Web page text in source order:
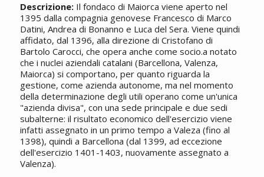
Descrizione:Il fondaco di Maiorca viene aperto nel
1395 dalla compagnia genovese Francesco di Marco
Datini, Andrea di Bonanno e Luca del Sera. Viene quindi
affidato, dal 1396, alla direzione di Cristofano di
Bartolo Carocci, che opera anche come socio.a notato
che i nuclei aziendali catalani (Barcellona, Valenza,
Maiorca) si comportano, per quanto riguarda la
gestione, come azienda autonome, ma nel momento
della determinazione degli utili operano come un'unica
"azienda divisa", con una sede principale e due sedi
subalterne: il risultato economico dell'esercizio viene
infatti assegnato in un primo tempo a Valeza (fino al
1398), quindi a Barcellona (dal 1399, ad eccezione
dell'esercizio 1401-1403, nuovamente assegnato a
Valenza).